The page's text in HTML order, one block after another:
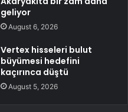
geliyor
August 6, 2026
Vertex hisseleri bulut
büyümesi hedefini
kaçırınca düştü
August 5, 2026